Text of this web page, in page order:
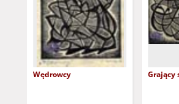
Wędrowcy Grający